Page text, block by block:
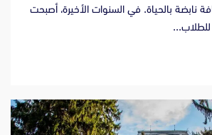
نابضة بالحياة. في السنوات الأخيرة، أصبحت